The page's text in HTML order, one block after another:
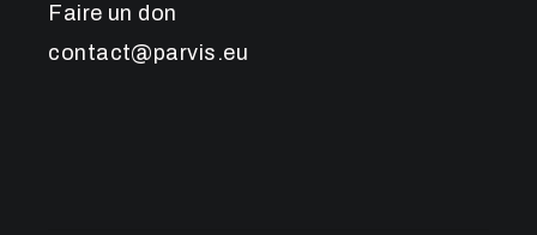
Faire un don
contact@parvis.eu